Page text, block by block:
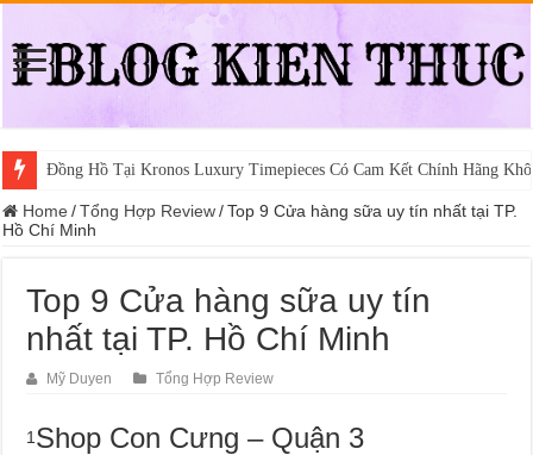
Đồng Hồ Tại Kronos Luxury Timepieces Có Cam Kết Chính Hãng
Gợi Ý Các Trường Trung Cấp Nghề Uy Tín Tại Nghệ An Nên Tham
Home / Tổng Hợp Review / Top 9 Cửa hàng sữa uy tín nhất tại TP.
Hồ Chí Minh
Top 9 Cửa hàng sữa uy tín
nhất tại TP. Hồ Chí Minh
Mỹ Duyen Tổng Hợp Review
1 Shop Con Cưng – Quận 3